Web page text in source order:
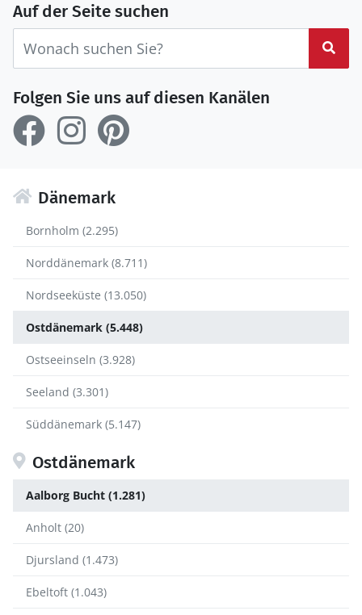
Auf der Seite suchen
Folgen Sie uns auf diesen Kanälen
Dänemark
Bornholm (2.295)
Norddänemark (8.711)
Nordseeküste (13.050)
Ostdänemark (5.448)
Ostseeinseln (3.928)
Seeland (3.301)
Süddänemark (5.147)
Ostdänemark
Aalborg Bucht (1.281)
Anholt (20)
Djursland (1.473)
Ebeltoft (1.043)